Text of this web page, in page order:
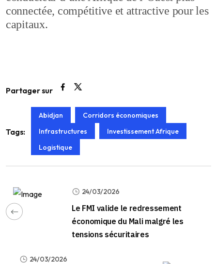
connectée, compétitive et attractive pour les
capitaux.
Partager sur
Tags:
Abidjan
Corridors économiques
Infrastructures
Investissement Afrique
Logistique
24/03/2026
Le FMI valide le redressement
économique du Mali malgré les
tensions sécuritaires
24/03/2026